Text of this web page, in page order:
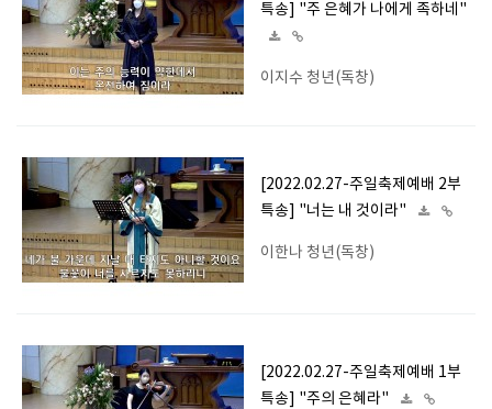
특송] "주 은혜가 나에게 족하네"
이지수 청년(독창)
[2022.02.27-주일축제예배 2부
특송] "너는 내 것이라"
이한나 청년(독창)
[2022.02.27-주일축제예배 1부
특송] "주의 은혜라"